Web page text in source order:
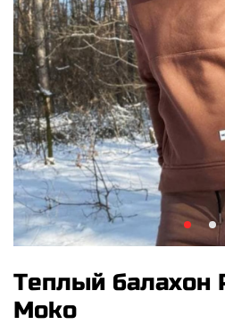
Теплый балахон
Moko